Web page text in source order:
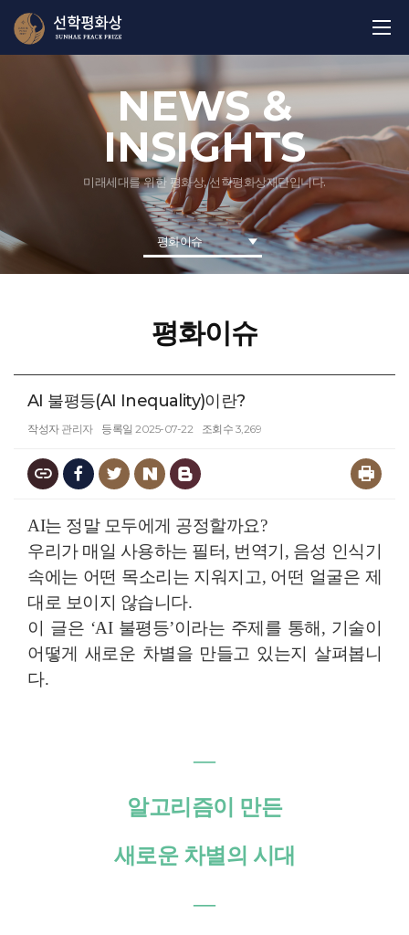
NEWS &
INSIGHTS
미래세대를 위한 평화상, 선학평화상재단입니다.
평화이슈
평화이슈
AI 불평등(AI Inequality)이란?
작성자 관리자 등록일 2025-07-22 조회수 3,269
AI는 정말 모두에게 공정할까요?
우리가 매일 사용하는 필터, 번역기, 음성 인식기
속에는 어떤 목소리는 지워지고, 어떤 얼굴은 제
대로 보이지 않습니다.
이 글은 ‘AI 불평등’이라는 주제를 통해, 기술이
어떻게 새로운 차별을 만들고 있는지 살펴봅니
다.
―
알고리즘이 만든
새로운 차별의 시대
―